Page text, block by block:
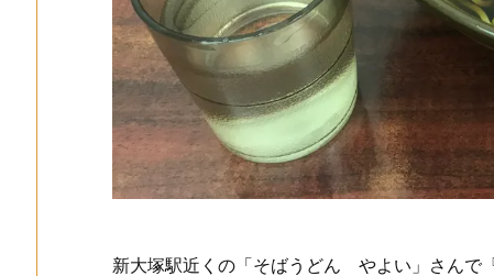
新大塚駅近くの「そばうどん やよい」さんで